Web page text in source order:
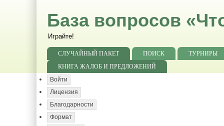
База вопросов
Играйте!
СЛУЧАЙНЫЙ ПАКЕТ ПОИСК
ТУРНИРЫ
КНИГА ЖАЛОБ И ПРЕДЛОЖЕНИЙ
Войти
Лицензия
Благодарности
Формат